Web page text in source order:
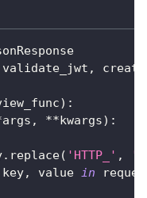
validate_jwt ,
) :
args , **kwargs) :
. replace( 'HTTP_' , ''
key, value in